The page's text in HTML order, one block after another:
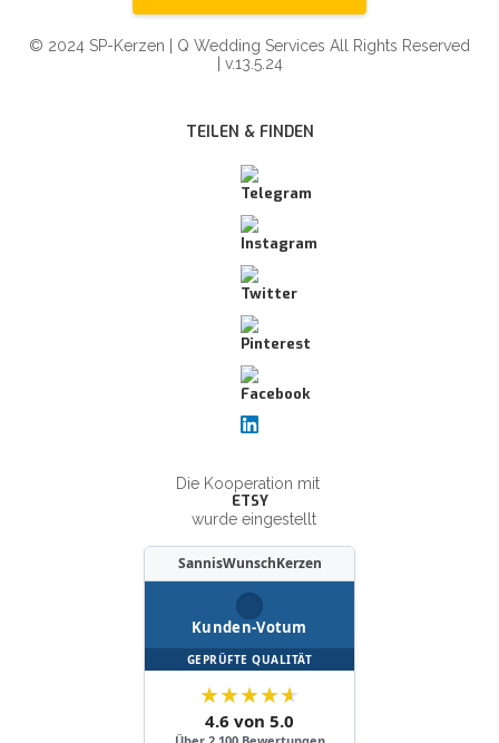
© 2024 SP-Kerzen | Q Wedding Services All Rights Reserved
| v.13.5.24
TEILEN & FINDEN
Die Kooperation mit
ETSY
wurde eingestellt
SannisWunschKerzen
Kunden-Votum
GEPRÜFTE QUALITÄT
★★★★★
4.6 von 5.0